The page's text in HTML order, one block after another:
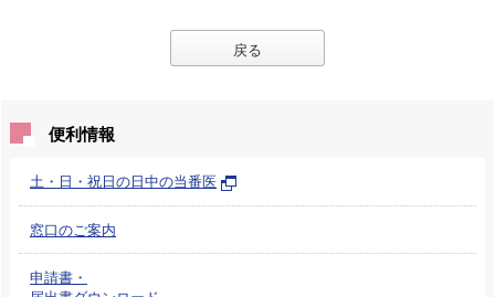
戻る
便利情報
土・日・祝日の日中の当番医
窓口のご案内
申請書・